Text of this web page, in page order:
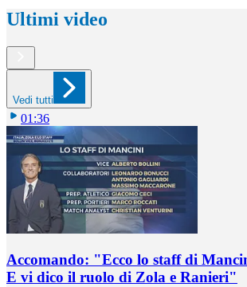
Ultimi video
Vedi tutti
01:36
Accomando: "Ecco lo staff di
E vi dico il ruolo di Zola e Ranieri"